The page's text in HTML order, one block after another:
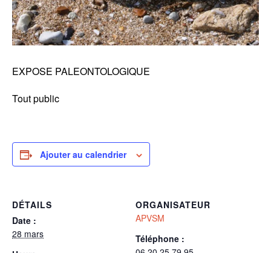
EXPOSE PALEONTOLOGIQUE
Tout public
Ajouter au calendrier
DÉTAILS
Date :
28 mars
ORGANISATEUR
APVSM
Téléphone :